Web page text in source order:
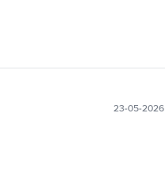
23-05-2026